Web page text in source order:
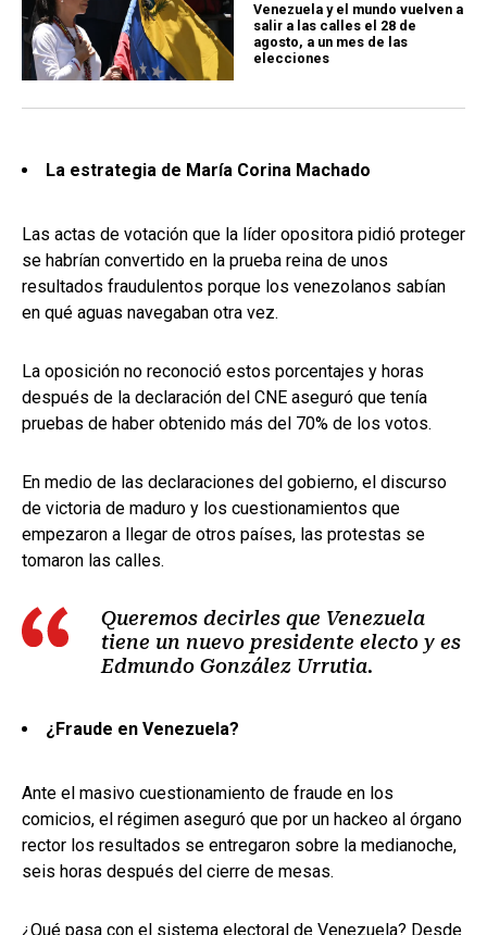
Venezuela y el mundo vuelven a
salir a las calles el 28 de
agosto, a un mes de las
elecciones
La estrategia de María Corina Machado
Las actas de votación que la líder opositora pidió proteger
se habrían convertido en la prueba reina de unos
resultados fraudulentos porque los venezolanos sabían
en qué aguas navegaban otra vez.
La oposición no reconoció estos porcentajes y horas
después de la declaración del CNE aseguró que tenía
pruebas de haber obtenido más del 70% de los votos.
En medio de las declaraciones del gobierno, el discurso
de victoria de maduro y los cuestionamientos que
empezaron a llegar de otros países, las protestas se
tomaron las calles.
Queremos decirles que Venezuela
tiene un nuevo presidente electo y es
Edmundo González Urrutia.
¿Fraude en Venezuela?
Ante el masivo cuestionamiento de fraude en los
comicios, el régimen aseguró que por un hackeo al órgano
rector los resultados se entregaron sobre la medianoche,
seis horas después del cierre de mesas.
¿Qué pasa con el sistema electoral de Venezuela? Desde